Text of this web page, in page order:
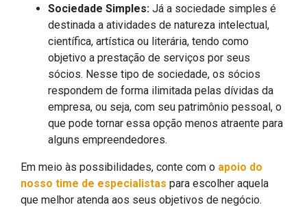
Sociedade Simples: Já a sociedade simples é
destinada a atividades de natureza intelectual,
científica, artística ou literária, tendo como
objetivo a prestação de serviços por seus
sócios. Nesse tipo de sociedade, os sócios
respondem de forma ilimitada pelas dívidas da
empresa, ou seja, com seu patrimônio pessoal, o
que pode tornar essa opção menos atraente para
alguns empreendedores.
Em meio às possibilidades, conte com o apoio do
nosso time de especialistas para escolher aquela
que melhor atenda aos seus objetivos de negócio.